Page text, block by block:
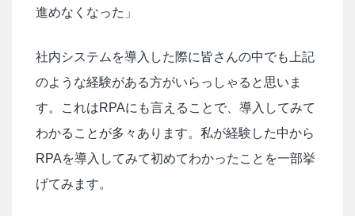
進めなくなった」
社内システムを導入した際に皆さんの中でも上記
のような経験がある方がいらっしゃると思いま
す。これはRPAにも言えることで、導入してみて
わかることが多々あります。私が経験した中から
RPAを導入してみて初めてわかったことを一部挙
げてみます。